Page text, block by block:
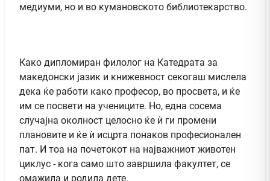
медиуми, но и во кумановското библиотекарство.
Како дипломиран филолог на Катедрата за
македонски јазик и книжевност секогаш мислела
дека ќе работи како професор, во просвета, и ќе
им се посвети на учениците. Но, една сосема
случајна околност целосно ќе ѝ ги промени
плановите и ќе ѝ исцрта понаков професионален
пат. И тоа на почетокот на најважниот животен
циклус - кога само што завршила факултет, се
омажила и родила дете.